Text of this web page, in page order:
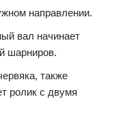
направлении.
вал начинает
шарниров.
также
ролик с двумя